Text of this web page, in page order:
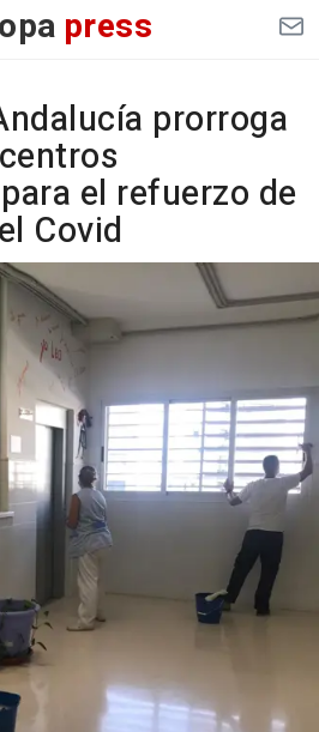
press
prorroga
el refuerzo de
Covid